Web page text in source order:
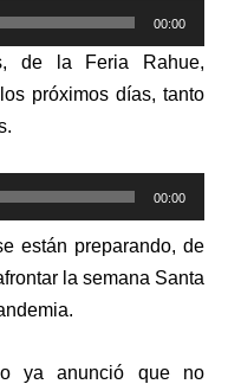
00:00
de la Feria Rahue,
próximos días, tanto
00:00
están preparando, de
la semana Santa
ya anunció que no